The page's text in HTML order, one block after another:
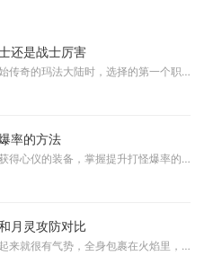
还是战士厉害
当兄弟们踏入原始传奇的玛法大陆时，选择的第一个职业往往会决定后续的游戏体验。道士在当前版本中被许多老玩家誉为版本之子，拥有独特的双流派玩法，既能承担团队的守护者角
率的方法
在游戏中更容易获得心仪的装备，掌握提升打怪爆率的技巧十分重要。首先需要理解游戏的基本机制，爆率是指击败怪物后掉落物品的概率，不同的怪物和地点拥有不同的爆率设定。通
月灵攻防对比
火灵这个宝宝听起来就很有气势，全身包裹在火焰里，看起来既华丽又威武，它的攻击方式是火焰攻击，输出相当猛烈，比起月灵那种寒冰掌的风格，火灵的攻击更显霸气一些。而月灵